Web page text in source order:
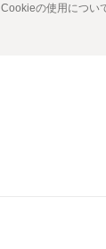
Cookieの使用につい